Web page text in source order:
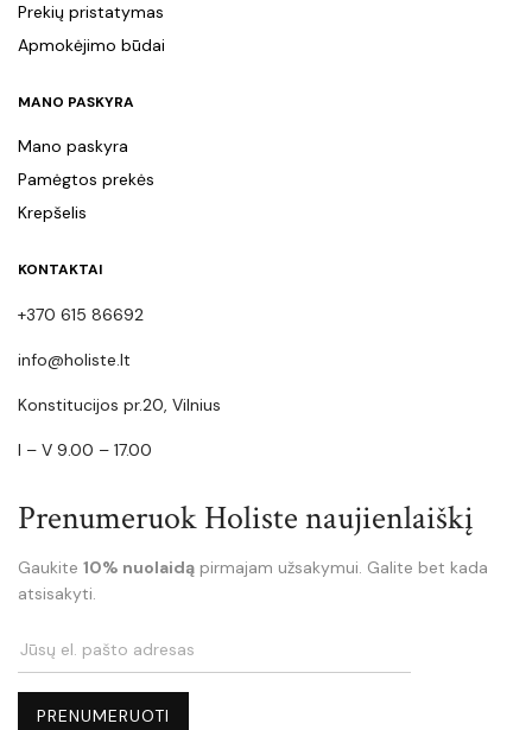
Prekių pristatymas
Apmokėjimo būdai
MANO PASKYRA
Mano paskyra
Pamėgtos prekės
Krepšelis
KONTAKTAI
+370 615 86692
info@holiste.lt
Konstitucijos pr.20, Vilnius
I – V 9.00 – 17.00
Prenumeruok Holiste naujienlaiškį
Gaukite 10% nuolaidą pirmajam užsakymui. Galite bet kada
atsisakyti.